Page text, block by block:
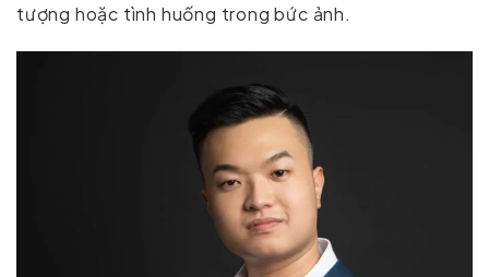
tượng hoặc tình huống trong bức ảnh.